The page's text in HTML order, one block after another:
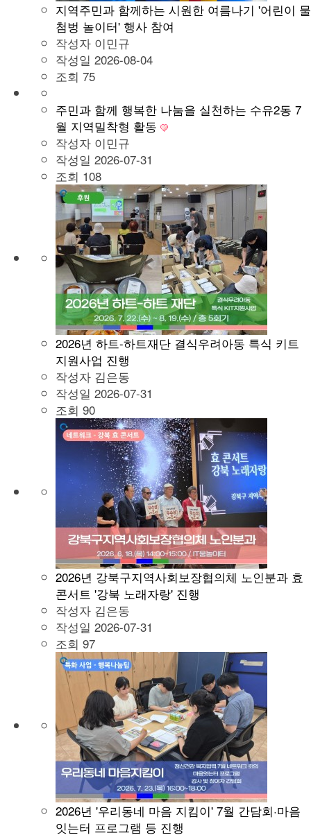
지역주민과 함께하는 시원한 여름나기 '어린이 물
첨벙 놀이터' 행사 참여
작성자 이민규
작성일 2026-08-04
조회 75
주민과 함께 행복한 나눔을 실천하는 수유2동 7
월 지역밀착형 활동
작성자 이민규
작성일 2026-07-31
조회 108
2026년 하트-하트재단 결식우려아동 특식 키트
지원사업 진행
작성자 김은동
작성일 2026-07-31
조회 90
2026년 강북구지역사회보장협의체 노인분과 효
콘서트 '강북 노래자랑' 진행
작성자 김은동
작성일 2026-07-31
조회 97
2026년 '우리동네 마음 지킴이' 7월 간담회·마음
잇는터 프로그램 등 진행